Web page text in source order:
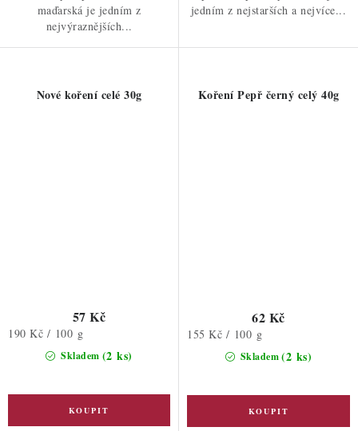
maďarská je jedním z
nejvýraznějších...
jedním z nejstarších a nejvíce...
Nové koření celé 30g
Skladem (2 ks)
57 Kč
Měrná
190 Kč / 100 g
Koření Pepř černý celý 40g
Skladem(2 ks)
62 Kč
Měrná
155 Kč / 100 g